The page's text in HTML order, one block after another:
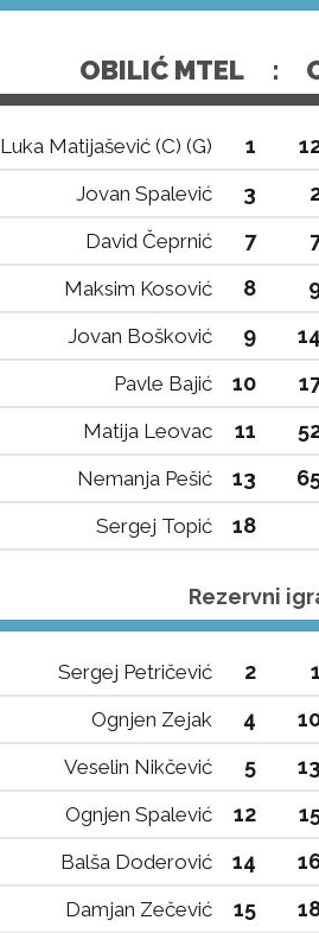
OBILIĆ MTEL :
Luka Matijašević (C) (G) 1
Jovan Spalević
3
David Čeprnić
7
Maksim Kosović
8
Jovan Bošković
9 14
Pavle Bajić
10
Matija Leovac
11
Nemanja Pešić
13
Sergej Topić
18
Rezervni
Sergej Petričević 2 1
Ognjen Zejak
4
Veselin Nikčević
5 13
Ognjen Spalević
12
Balša Doderović
14
Damjan Zečević
15